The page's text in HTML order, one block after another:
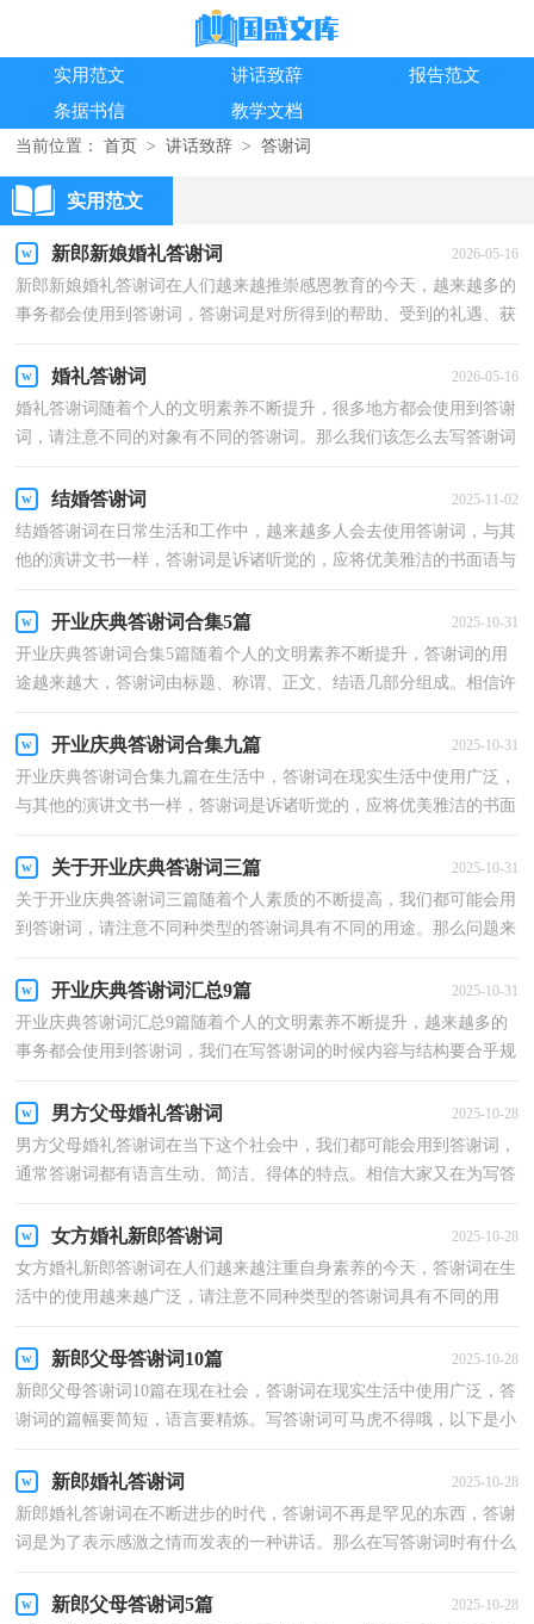
实用范文 讲话致辞
报告范文
条据书信
教学文档
当前位置： 首页 > 讲话致辞 > 答谢词
实用范文
新郎新娘婚礼答谢词 2026-05-16
新郎新娘婚礼答谢词在人们越来越推崇感恩教育的今天，越来越多的
事务都会使用到答谢词，答谢词是对所得到的帮助、受到的礼遇、获
婚礼答谢词 2026-05-16
婚礼答谢词随着个人的文明素养不断提升，很多地方都会使用到答谢
词，请注意不同的对象有不同的答谢词。那么我们该怎么去写答谢词
结婚答谢词 2025-11-02
结婚答谢词在日常生活和工作中，越来越多人会去使用答谢词，与其
他的演讲文书一样，答谢词是诉诸听觉的，应将优美雅洁的书面语与
开业庆典答谢词合集5篇 2025-10-31
开业庆典答谢词合集5篇随着个人的文明素养不断提升，答谢词的用
途越来越大，答谢词由标题、称谓、正文、结语几部分组成。相信许
开业庆典答谢词合集九篇 2025-10-31
开业庆典答谢词合集九篇在生活中，答谢词在现实生活中使用广泛，
与其他的演讲文书一样，答谢词是诉诸听觉的，应将优美雅洁的书面
关于开业庆典答谢词三篇 2025-10-31
关于开业庆典答谢词三篇随着个人素质的不断提高，我们都可能会用
到答谢词，请注意不同种类型的答谢词具有不同的用途。那么问题来
开业庆典答谢词汇总9篇 2025-10-31
开业庆典答谢词汇总9篇随着个人的文明素养不断提升，越来越多的
事务都会使用到答谢词，我们在写答谢词的时候内容与结构要合乎规
男方父母婚礼答谢词 2025-10-28
男方父母婚礼答谢词在当下这个社会中，我们都可能会用到答谢词，
通常答谢词都有语言生动、简洁、得体的特点。相信大家又在为写答
女方婚礼新郎答谢词 2025-10-28
女方婚礼新郎答谢词在人们越来越注重自身素养的今天，答谢词在生
活中的使用越来越广泛，请注意不同种类型的答谢词具有不同的用
新郎父母答谢词10篇 2025-10-28
新郎父母答谢词10篇在现在社会，答谢词在现实生活中使用广泛，答
谢词的篇幅要简短，语言要精炼。写答谢词可马虎不得哦，以下是小
新郎婚礼答谢词 2025-10-28
新郎婚礼答谢词在不断进步的时代，答谢词不再是罕见的东西，答谢
词是为了表示感激之情而发表的一种讲话。那么在写答谢词时有什么
新郎父母答谢词5篇 2025-10-28